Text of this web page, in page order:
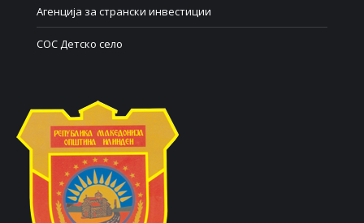
Агенција за странски инвестиции
СОС Детско село